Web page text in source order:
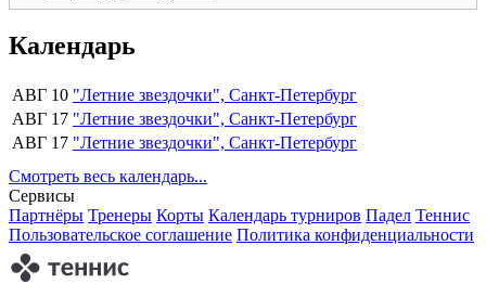
Календарь
АВГ 10 "Летние звездочки", Санкт-Петербург
АВГ 17 "Летние звездочки", Санкт-Петербург
АВГ 17 "Летние звездочки", Санкт-Петербург
Смотреть весь календарь...
Сервисы
Партнёры Тренеры Корты Календарь турниров Падел Теннис
Пользовательское соглашение Политика конфиденциальности